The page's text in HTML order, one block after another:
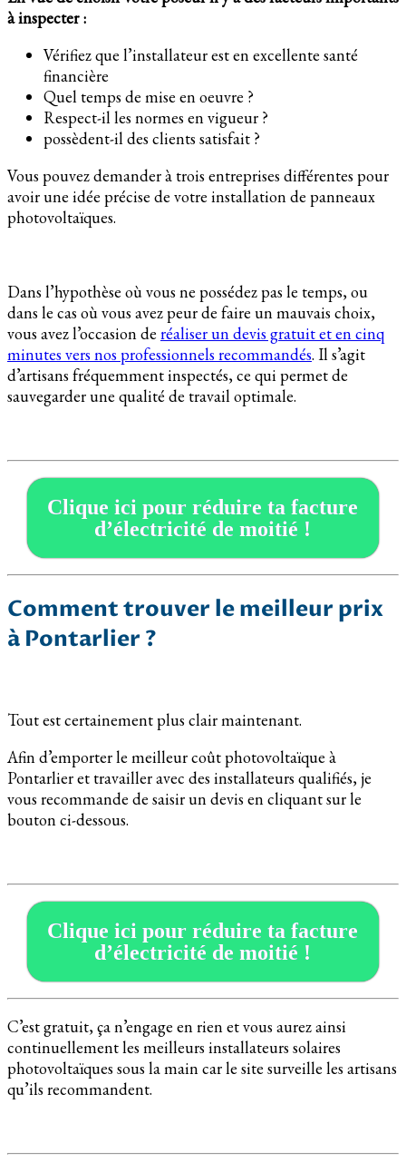
à inspecter :
Vérifiez que l’installateur est en excellente santé
financière
Quel temps de mise en oeuvre ?
Respect-il les normes en vigueur ?
possèdent-il des clients satisfait ?
Vous pouvez demander à trois entreprises différentes pour
avoir une idée précise de votre installation de panneaux
photovoltaïques.
Dans l’hypothèse où vous ne possédez pas le temps, ou
dans le cas où vous avez peur de faire un mauvais choix,
vous avez l’occasion de réaliser un devis gratuit et en cinq
minutes vers nos professionnels recommandés. Il s’agit
d’artisans fréquemment inspectés, ce qui permet de
sauvegarder une qualité de travail optimale.
Clique ici pour réduire ta facture
d’électricité de moitié !
Comment trouver le meilleur prix
à Pontarlier ?
Tout est certainement plus clair maintenant.
Afin d’emporter le meilleur coût photovoltaïque à
Pontarlier et travailler avec des installateurs qualifiés, je
vous recommande de saisir un devis en cliquant sur le
bouton ci-dessous.
Clique ici pour réduire ta facture
d’électricité de moitié !
C’est gratuit, ça n’engage en rien et vous aurez ainsi
continuellement les meilleurs installateurs solaires
photovoltaïques sous la main car le site surveille les artisans
qu’ils recommandent.